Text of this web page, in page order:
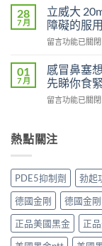
癮
嗎？
效
利
士
副
大
嗎？
賴
性、
停
藥
反
應
與
達
雙
效
片
Super
Power）
果
雙
制、
用
法
與
安
全
而
鋼
（Viagra，
西
那
非）
副
作
解
痛、
鼻
塞
是
正
常
28
7 月
立威大
障礙的服
在
威
大
20mg（Levitra
伐
非）：
勃
起
功
能
障
礙
留言功能已關閉
01
7 月
感冒鼻塞
先睇你食
在
鼻
塞
照
做，
犀
利
士
（他
達
留言功能已關閉
熱點關注
PDE5抑制劑 勃起
德國金剛
德國金
正品美國黑金
正